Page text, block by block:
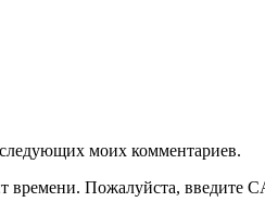
моих комментариев.
времени. Пожалуйста, введите